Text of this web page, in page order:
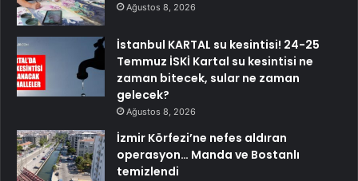
Ağustos 8, 2026
İstanbul KARTAL su kesintisi! 24-25
Temmuz İSKİ Kartal su kesintisi ne
zaman bitecek, sular ne zaman
gelecek?
Ağustos 8, 2026
İzmir Körfezi’ne nefes aldıran
operasyon… Manda ve Bostanlı
temizlendi